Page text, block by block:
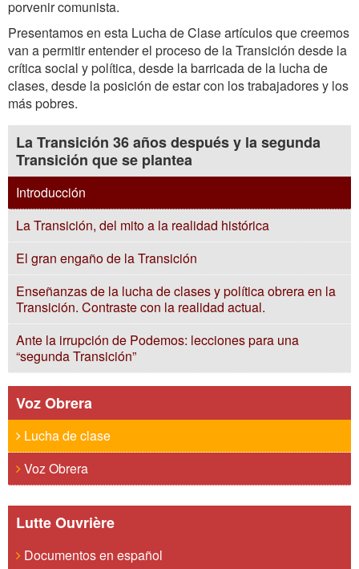
porvenir comunista.
Presentamos en esta Lucha de Clase artículos que creemos
van a permitir entender el proceso de la Transición desde la
crítica social y política, desde la barricada de la lucha de
clases, desde la posición de estar con los trabajadores y los
más pobres.
La Transición 36 años después y la segunda
Transición que se plantea
Introducción
La Transición, del mito a la realidad histórica
El gran engaño de la Transición
Enseñanzas de la lucha de clases y política obrera en la
Transición. Contraste con la realidad actual.
Ante la irrupción de Podemos: lecciones para una
“segunda Transición”
Voz Obrera
Lucha de clase
Voz Obrera
Lutte Ouvrière
Documentos en español